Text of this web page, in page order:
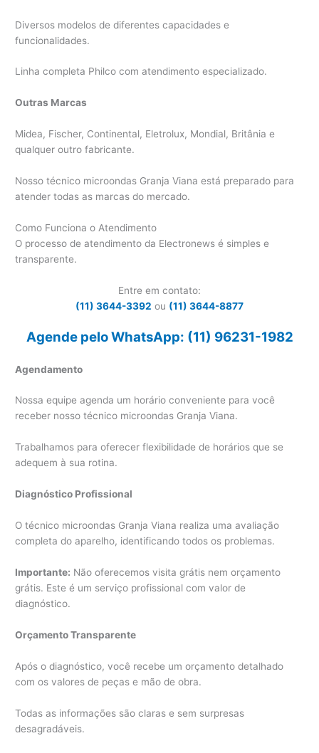
Diversos modelos de diferentes capacidades e
funcionalidades.
Linha completa Philco com atendimento especializado.
Outras Marcas
Midea, Fischer, Continental, Eletrolux, Mondial, Britânia e
qualquer outro fabricante.
Nosso técnico microondas Granja Viana está preparado para
atender todas as marcas do mercado.
Como Funciona o Atendimento
O processo de atendimento da Electronews é simples e
transparente.
Entre em contato:
(11) 3644-3392 ou (11) 3644-8877
Agende pelo WhatsApp: (11) 96231-1982
Agendamento
Nossa equipe agenda um horário conveniente para você
receber nosso técnico microondas Granja Viana.
Trabalhamos para oferecer flexibilidade de horários que se
adequem à sua rotina.
Diagnóstico Profissional
O técnico microondas Granja Viana realiza uma avaliação
completa do aparelho, identificando todos os problemas.
Importante: Não oferecemos visita grátis nem orçamento
grátis. Este é um serviço profissional com valor de
diagnóstico.
Orçamento Transparente
Após o diagnóstico, você recebe um orçamento detalhado
com os valores de peças e mão de obra.
Todas as informações são claras e sem surpresas
desagradáveis.